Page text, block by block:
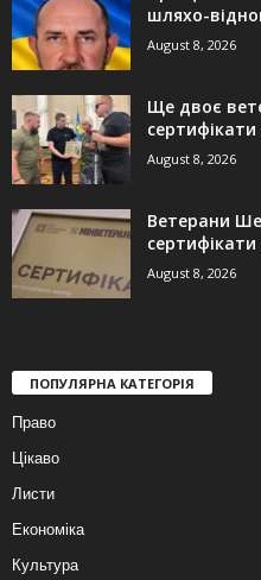
шляхо-
August 8, 2026
Ще двоє
August 8, 2026
Ветерани
August 8, 2026
ПОПУЛЯРНА КАТЕГОРІЯ
Право
Цікаво
Листи
Економіка
Культура